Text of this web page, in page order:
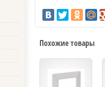
Похожие товары